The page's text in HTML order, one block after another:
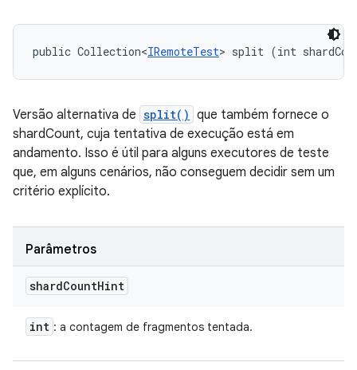
public Collection<IRemoteTest> split (int
Versão alternativa de split() que também fornece o
shardCount, cuja tentativa de execução está em
andamento. Isso é útil para alguns executores de teste
que, em alguns cenários, não conseguem decidir sem um
critério explícito.
Parâmetros
shardCountHint
int : a contagem de fragmentos tentada.